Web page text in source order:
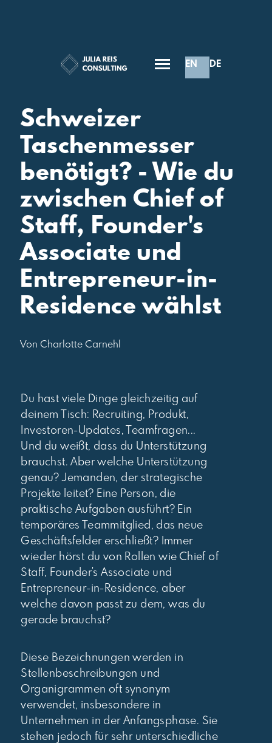
EN
DE
Schweizer
Taschenmesser
benötigt? - Wie du
zwischen Chief of
Staff, Founder's
Associate und
Entrepreneur-in-
Residence wählst
Von Charlotte Carnehl
Du hast viele Dinge gleichzeitig auf
deinem Tisch: Recruiting, Produkt,
Investoren-Updates, Teamfragen...
Und du weißt, dass du Unterstützung
brauchst. Aber welche Unterstützung
genau? Jemanden, der strategische
Projekte leitet? Eine Person, die
praktische Aufgaben ausführt? Ein
temporäres Teammitglied, das neue
Geschäftsfelder erschließt? Immer
wieder hörst du von Rollen wie Chief of
Staff, Founder's Associate und
Entrepreneur-in-Residence, aber
welche davon passt zu dem, was du
gerade brauchst?
Diese Bezeichnungen werden in
Stellenbeschreibungen und
Organigrammen oft synonym
verwendet, insbesondere in
Unternehmen in der Anfangsphase. Sie
stehen jedoch für sehr unterschiedliche